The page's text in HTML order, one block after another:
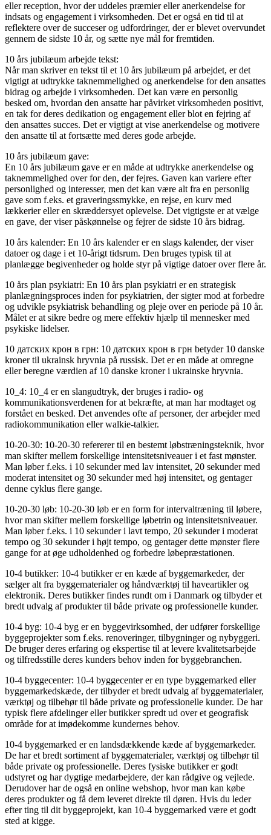
eller reception, hvor der uddeles præmier eller anerkendelse for
indsats og engagement i virksomheden. Det er også en tid til at
reflektere over de succeser og udfordringer, der er blevet overvundet
gennem de sidste 10 år, og sætte nye mål for fremtiden.
10 års jubilæum arbejde tekst:
Når man skriver en tekst til et 10 års jubilæum på arbejdet, er det
vigtigt at udtrykke taknemmelighed og anerkendelse for den ansattes
bidrag og arbejde i virksomheden. Det kan være en personlig
besked om, hvordan den ansatte har påvirket virksomheden positivt,
en tak for deres dedikation og engagement eller blot en fejring af
den ansattes succes. Det er vigtigt at vise anerkendelse og motivere
den ansatte til at fortsætte med deres gode arbejde.
10 års jubilæum gave:
En 10 års jubilæum gave er en måde at udtrykke anerkendelse og
taknemmelighed over for den, der fejres. Gaven kan variere efter
personlighed og interesser, men det kan være alt fra en personlig
gave som f.eks. et graveringssmykke, en rejse, en kurv med
lækkerier eller en skræddersyet oplevelse. Det vigtigste er at vælge
en gave, der viser påskønnelse og fejrer de sidste 10 års bidrag.
10 års kalender: En 10 års kalender er en slags kalender, der viser
datoer og dage i et 10-årigt tidsrum. Den bruges typisk til at
planlægge begivenheder og holde styr på vigtige datoer over flere år.
10 års plan psykiatri: En 10 års plan psykiatri er en strategisk
planlægningsproces inden for psykiatrien, der sigter mod at forbedre
og udvikle psykiatrisk behandling og pleje over en periode på 10 år.
Målet er at sikre bedre og mere effektiv hjælp til mennesker med
psykiske lidelser.
10 датских крон в грн: 10 датских крон в грн betyder 10 danske
kroner til ukrainsk hryvnia på russisk. Det er en måde at omregne
eller beregne værdien af 10 danske kroner i ukrainske hryvnia.
10_4: 10_4 er en slangudtryk, der bruges i radio- og
kommunikationsverdenen for at bekræfte, at man har modtaget og
forstået en besked. Det anvendes ofte af personer, der arbejder med
radiokommunikation eller walkie-talkier.
10-20-30: 10-20-30 refererer til en bestemt løbstræningsteknik, hvor
man skifter mellem forskellige intensitetsniveauer i et fast mønster.
Man løber f.eks. i 10 sekunder med lav intensitet, 20 sekunder med
moderat intensitet og 30 sekunder med høj intensitet, og gentager
denne cyklus flere gange.
10-20-30 løb: 10-20-30 løb er en form for intervaltræning til løbere,
hvor man skifter mellem forskellige løbetrin og intensitetsniveauer.
Man løber f.eks. i 10 sekunder i lavt tempo, 20 sekunder i moderat
tempo og 30 sekunder i højt tempo, og gentager dette mønster flere
gange for at øge udholdenhed og forbedre løbepræstationen.
10-4 butikker: 10-4 butikker er en kæde af byggemarkeder, der
sælger alt fra byggematerialer og håndværktøj til haveartikler og
elektronik. Deres butikker findes rundt om i Danmark og tilbyder et
bredt udvalg af produkter til både private og professionelle kunder.
10-4 byg: 10-4 byg er en byggevirksomhed, der udfører forskellige
byggeprojekter som f.eks. renoveringer, tilbygninger og nybyggeri.
De bruger deres erfaring og ekspertise til at levere kvalitetsarbejde
og tilfredsstille deres kunders behov inden for byggebranchen.
10-4 byggecenter: 10-4 byggecenter er en type byggemarked eller
byggemarkedskæde, der tilbyder et bredt udvalg af byggematerialer,
værktøj og tilbehør til både private og professionelle kunder. De har
typisk flere afdelinger eller butikker spredt ud over et geografisk
område for at imødekomme kundernes behov.
10-4 byggemarked er en landsdækkende kæde af byggemarkeder.
De har et bredt sortiment af byggematerialer, værktøj og tilbehør til
både private og professionelle. Deres fysiske butikker er godt
udstyret og har dygtige medarbejdere, der kan rådgive og vejlede.
Derudover har de også en online webshop, hvor man kan købe
deres produkter og få dem leveret direkte til døren. Hvis du leder
efter ting til dit byggeprojekt, kan 10-4 byggemarked være et godt
sted at kigge.